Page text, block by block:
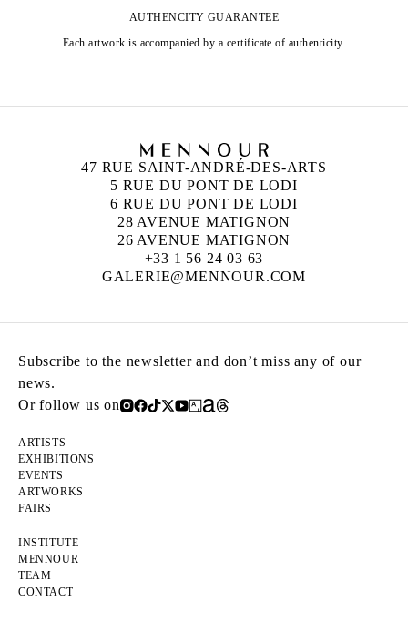
AUTHENCITY GUARANTEE
Each artwork is accompanied by a certificate of authenticity.
47 RUE SAINT-ANDRÉ-DES-ARTS
5 RUE DU PONT DE LODI
6 RUE DU PONT DE LODI
28 AVENUE MATIGNON
26 AVENUE MATIGNON
+33 1 56 24 03 63
GALERIE@MENNOUR.COM
Subscribe to the newsletter and don’t miss any of our
news.
Or follow us on
ARTISTS
EXHIBITIONS
EVENTS
ARTWORKS
FAIRS
INSTITUTE
MENNOUR
TEAM
CONTACT